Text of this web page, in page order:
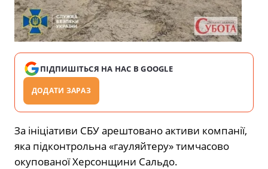
ПІДПИШІТЬСЯ НА НАС В GOOGLE
ДОДАТИ ЗАРАЗ
За ініціативи СБУ арештовано активи компанії,
яка підконтрольна «гауляйтеру» тимчасово
окупованої Херсонщини Сальдо.